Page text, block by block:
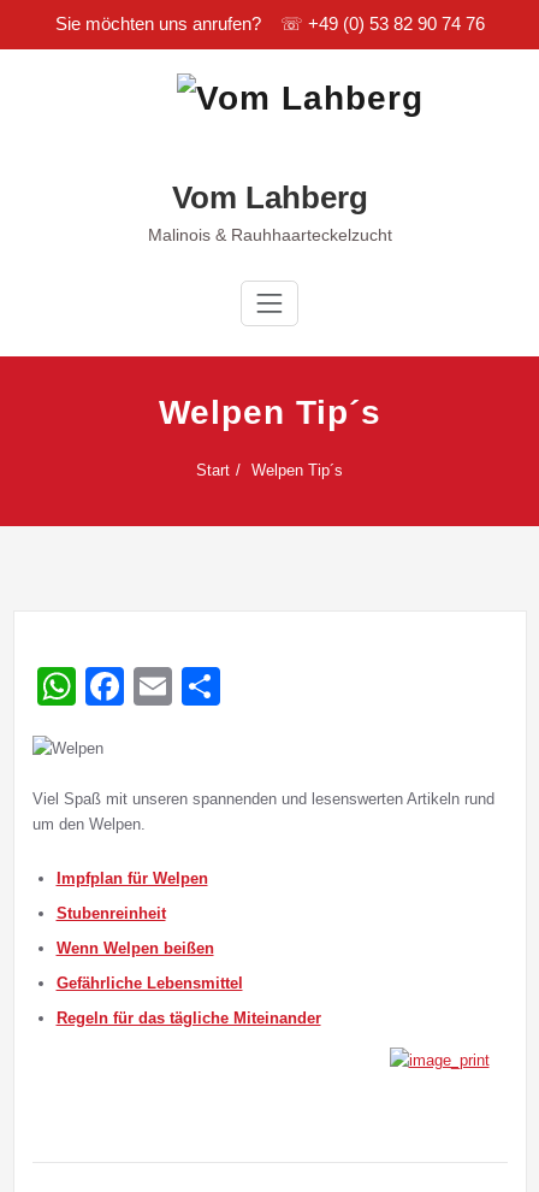
Sie möchten uns anrufen? ☏ +49 (0) 53 82 90 74 76
Vom Lahberg
Malinois & Rauhhaarteckelzucht
Welpen Tip´s
Start Welpen Tip´s
WhatsApp
Facebook
Email
Viel Spaß mit unseren spannenden und lesenswerten Artikeln rund
um den Welpen.
Impfplan für Welpen
Stubenreinheit
Wenn Welpen beißen
Gefährliche Lebensmittel
Regeln für das tägliche Miteinander